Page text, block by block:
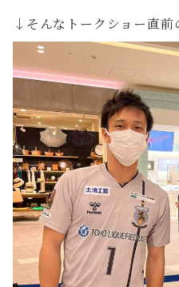
↓そんなトークショー直前